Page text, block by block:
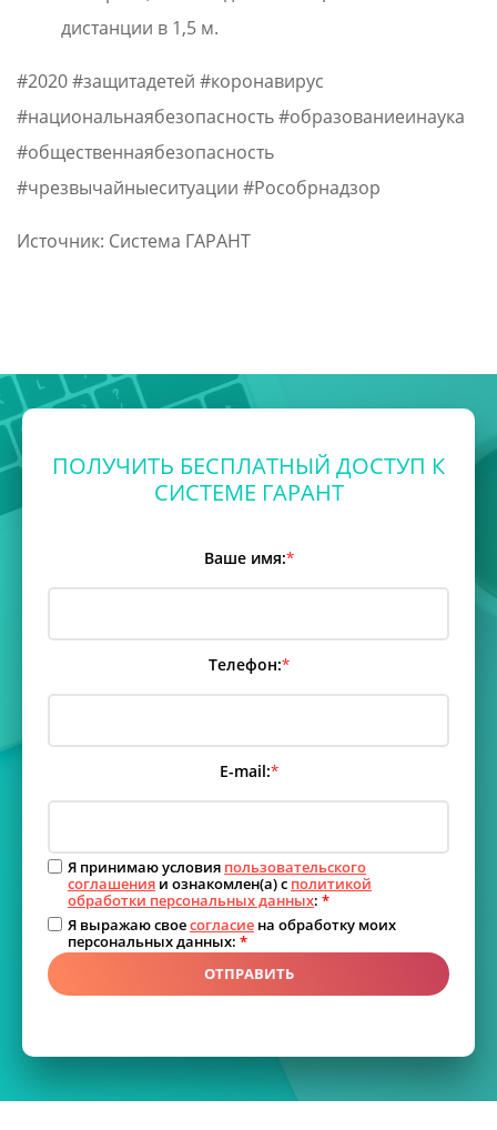
дистанции в 1,5 м.
#2020 #защитадетей #коронавирус
#национальнаябезопасность #образованиеинаука
#общественнаябезопасность
#чрезвычайныеситуации #Рособрнадзор
Источник: Система ГАРАНТ
ПОЛУЧИТЬ БЕСПЛАТНЫЙ ДОСТУП К
СИСТЕМЕ ГАРАНТ
Ваше имя:*
Телефон:*
E-mail:*
Я принимаю условия пользовательского
соглашения и ознакомлен(а) с политикой
обработки персональных данных: *
Я выражаю своесогласие на обработку моих
персональных данных: *
ОТПРАВИТЬ